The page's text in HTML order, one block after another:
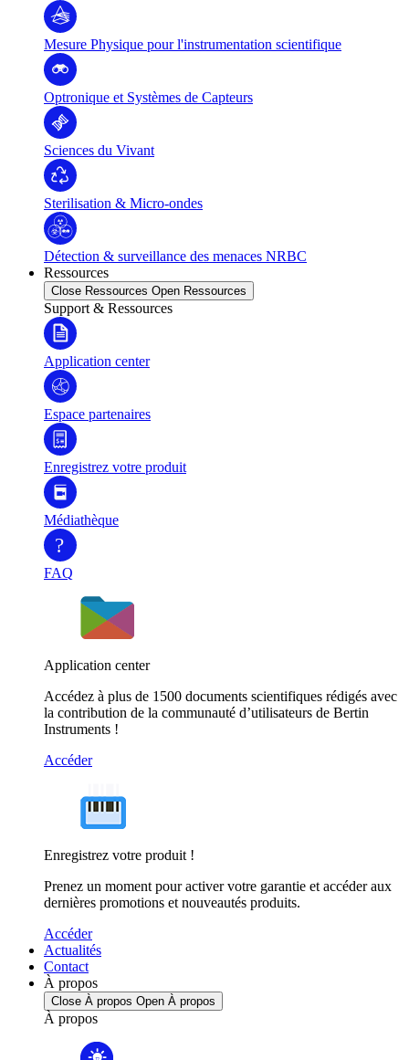
Mesure Physique pour l'instrumentation scientifique
Optronique et Systèmes de Capteurs
Sciences du Vivant
Sterilisation & Micro-ondes
Détection & surveillance des menaces NRBC
Ressources
Close Ressources Open Ressources
Support & Ressources
Application center
Espace partenaires
Enregistrez votre produit
Médiathèque
?
FAQ
Application center
Accédez à plus de 1500 documents scientifiques rédigés avec
la contribution de la communauté d’utilisateurs de Bertin
Instruments !
Accéder
Enregistrez votre produit !
Prenez un moment pour activer votre garantie et accéder aux
dernières promotions et nouveautés produits.
Accéder
Actualités
Contact
À propos
Close À propos Open À propos
À propos